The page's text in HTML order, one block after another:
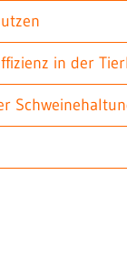
in der